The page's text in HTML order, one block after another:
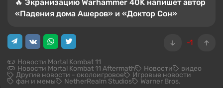
🔥 Экранизацию Warhammer 40K напишет автор
«Падения дома Ашеров» и «Доктор Сон»
-1
Новости Mortal Kombat 11
Новости Mortal Kombat 11 Aftermath Новости видео
Другие новости - околоигровое Игровые новости
фан и мемы NetherRealm Studios Warner Bros.